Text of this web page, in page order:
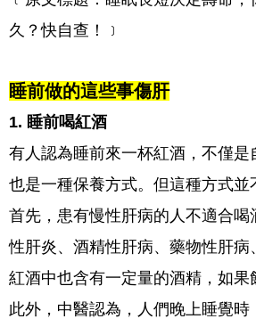
久？快自查！﹞
睡前做的這些事傷肝
1. 睡前喝紅酒
有人認為睡前來一杯紅酒，不僅是
也是一種保養方式。但這種方式並
首先，患有慢性肝病的人不適合喝
性肝炎、酒精性肝病、藥物性肝病
紅酒中也含有一定量的酒精，如果
此外，中醫認為，人們晚上睡覺時